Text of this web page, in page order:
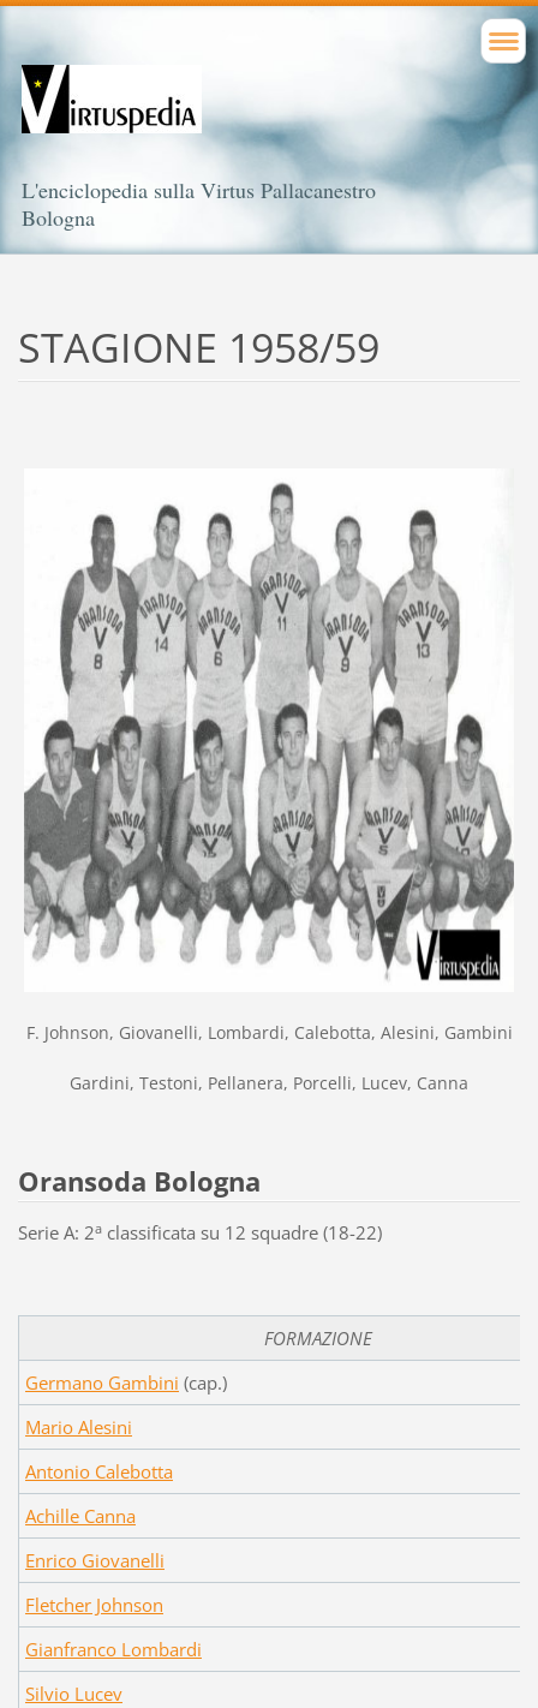
L'enciclopedia sulla Virtus Pallacanestro
Bologna
STAGIONE 1958/59
F. Johnson, Giovanelli, Lombardi, Calebotta, Alesini, Gambini
Gardini, Testoni, Pellanera, Porcelli, Lucev, Canna
Oransoda Bologna
Serie A: 2aclassificata su 12 squadre (18-22)
FORMAZIONE
Germano Gambini (cap.)
Mario Alesini
Antonio Calebotta
Achille Canna
Enrico Giovanelli
Fletcher Johnson
Gianfranco Lombardi
Silvio Lucev